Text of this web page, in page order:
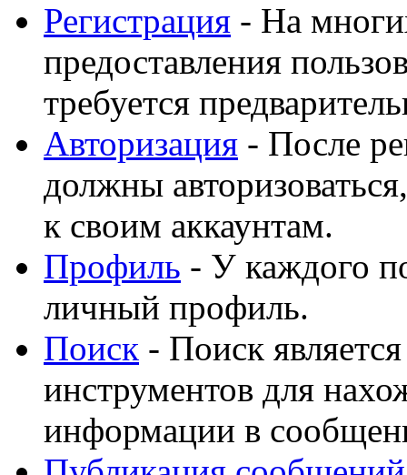
Регистрация - На
предоставления
требуется
Авторизация - После
должны
к своим аккаунтам.
Профиль - У каждого
личный профиль.
Поиск - Поиск
инструментов для
информации в